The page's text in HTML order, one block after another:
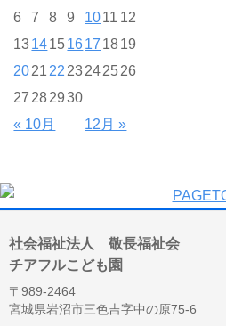
« 10月 12月 »
6
7 8 9 1011 12
1314151617 1819
2021 22 23242526
27 2829 30
社会福祉法人 敬長福祉会
チアフルこども園
〒989-2464
宮城県岩沼市三色吉字中の原75-6